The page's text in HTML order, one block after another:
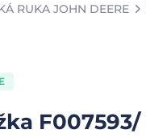
RUKA JOHN DEERE
F007593/